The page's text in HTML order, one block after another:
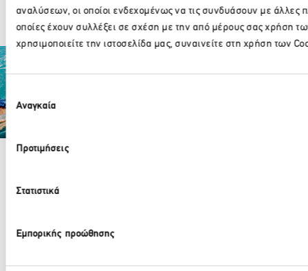
αναλύσεων, οι οποίοι ενδεχομένως να τις συνδυάσουν με άλλες
οποίες έχουν συλλέξει σε σχέση με την από μέρους σας χρήση
χρησιμοποιείτε την ιστοσελίδα μας, συναινείτε στη χρήση των
Επιλογή
συγκατάθεσης
Αναγκαία
Προτιμήσεις
Στατιστικά
Εμπορικής προώθησης
Λεωφ. Αμαλίας 34, 105 58, Αθήνα